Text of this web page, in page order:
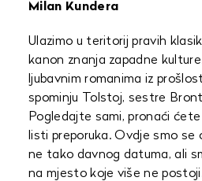
Milan Kundera
Ulazimo u teritorij pravih
kanon znanja zapadne
ljubavnim romanima iz
spominju Tolstoj, sestre
Pogledajte sami, pronaći
listi preporuka. Ovdje smo se
ne tako davnog datuma, ali
na mjesto koje više ne